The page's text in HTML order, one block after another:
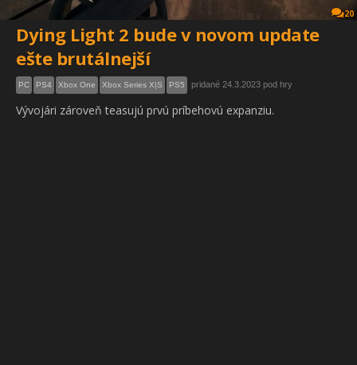
20
Dying Light 2 bude v novom update
ešte brutálnejší
PC PS4 Xbox One Xbox Series X|S PS5 pridané 24.3.2023 pod hry
Vývojári zároveň teasujú prvú príbehovú expanziu.